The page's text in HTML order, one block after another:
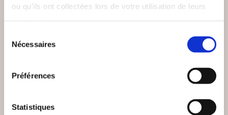
ou qu'ils ont collectées lors de votre utilisation de leurs
Nécessaires
Préférences
Statistiques
(0 avis)
Sophie Lottmann-Miot
16€50
(0 avis)
Julien Henneveux
DU DRAGON